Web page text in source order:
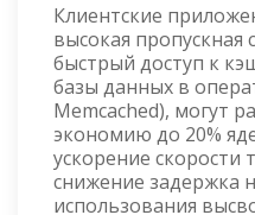
Клиентские
высокая пропускная
быстрый доступ к
базы данных в
Memcached), могут
экономию до 20%
ускорение скорости
снижение задержка
использования